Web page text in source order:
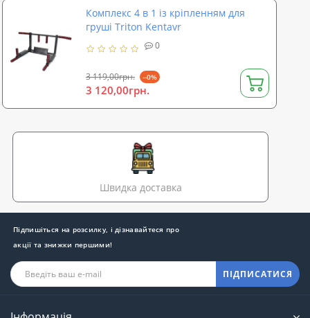
Комплекс 4 в 1 із кріпленням для
груші Triton Kentavr
0
3 119,00грн. --0%
3 120,00грн.
Швидка доставка
Підпишіться на розсилку, і дізнавайтеся про
акції та знижки першими!
ПІДПИСАТИСЯ